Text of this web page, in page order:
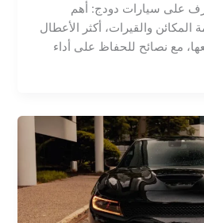
على سيارات دودج: أهم
المكائن والقيرات، أكثر الأعطال
مع نصائح للحفاظ على أداء